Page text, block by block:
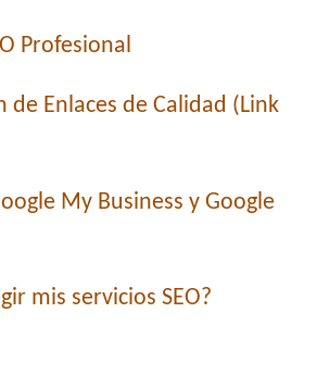
Profesional
de Enlaces de Calidad (Link
My Business y Google
mis servicios SEO?